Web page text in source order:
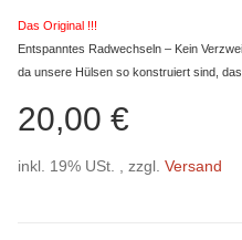
Das Original !!!
Entspanntes Radwechseln – Kein
da unsere Hülsen so konstruiert sind,
20,00 €
inkl. 19% USt. , zzgl. Versand